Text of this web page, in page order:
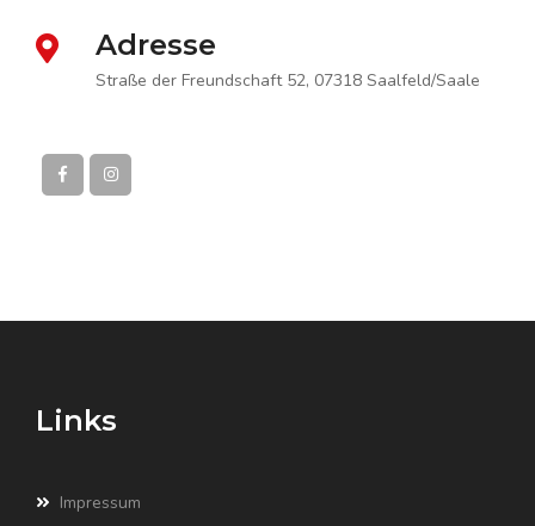
Adresse
Straße der Freundschaft 52, 07318 Saalfeld/Saale
Links
Impressum